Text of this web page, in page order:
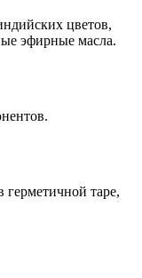
цветов,
эфирные масла.
таре,